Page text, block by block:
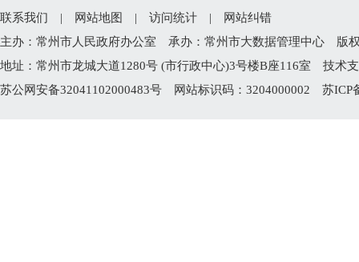
联系我们 | 网站地图 | 访问统计 |
网站纠错
主办：常州市人民政府办公室 承办：常州市大数据管理中心 版
地址：常州市龙城大道1280号 (市行政中心)3号楼B座116室 技术
苏公网安备32041102000483号 网站标识码：3204000002 苏ICP